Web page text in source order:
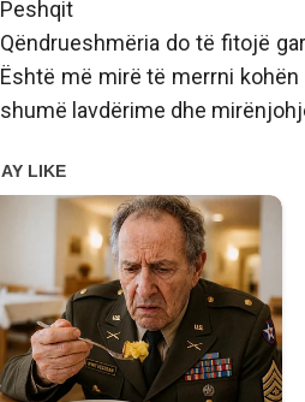
Peshqit
Qëndrueshmëria do të fitojë
Është më mirë të merrni
shumë lavdërime dhe